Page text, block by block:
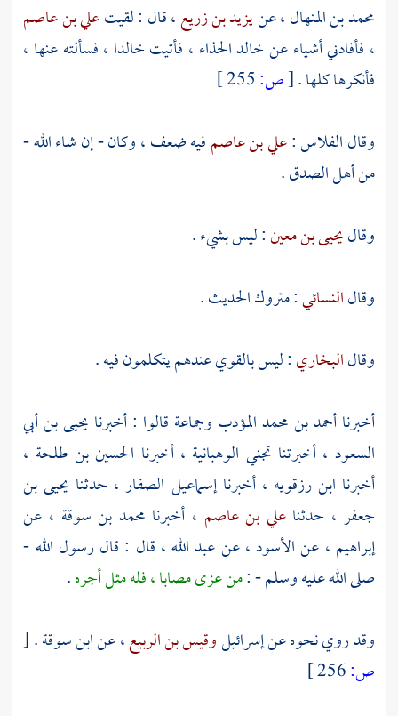
محمد بن المنهال، عنيزيد بن زريع، قال : لقيتعلي بن عاصم
، فأفادني أشياء عنخالد الحذاء ، فأتيتخالدا ، فسألته عنها ،
فأنكرها كلها .[ص:
وقالالفلاس:علي بن عاصمفيه ضعف ، وكان - إن شاء الله -
من أهل الصدق .
وقاليحيى بن معين: ليس بشيء .
وقالالنسائي: متروك الحديث .
وقالالبخاري: ليس بالقوي عندهم يتكلمون فيه .
أخبرناأحمد بن محمد المؤدب وجماعة قالوا : أخبرنا يحيى بن أبي
السعود ، أخبرتنا تجني الوهبانية ، أخبرنا الحسين بن طلحة ،
أخبرنا ابن رزقويه ، أخبرناإسماعيل الصفار ، حدثنا يحيى بن
جعفر ، حدثناعلي بن عاصم ، أخبرنا محمد بن سوقة ، عن
إبراهيم ، عنالأسود، عنعبد الله، قال : قال رسول الله -
صلى الله عليه وسلم - :من عزى مصابا ، فله مثل أجره.
وقد روي نحوه عنإسرائيلوقيس بن الربيع، عنابن سوقة.
[
ص: